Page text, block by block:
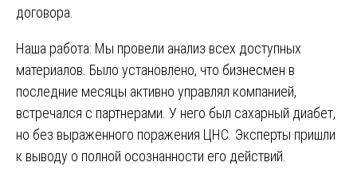
договора.
Наша работа: Мы провели анализ всех доступных
материалов. Было установлено, что бизнесмен в
последние месяцы активно управлял компанией,
встречался с партнерами. У него был сахарный диабет,
но без выраженного поражения ЦНС. Эксперты пришли
к выводу о полной осознанности его действий.